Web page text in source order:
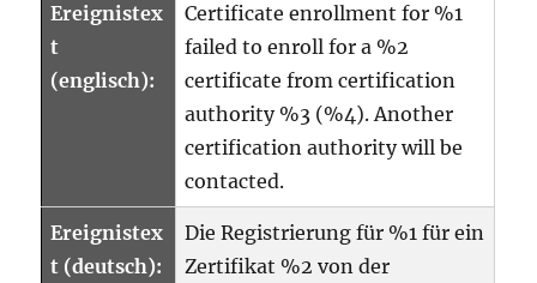
Ereignistex
t
(englisch):
Certificate enrollment for %1
failed to enroll for a %2
certificate from certification
authority %3 (%4). Another
certification authority will be
contacted.
Ereignistex
t (deutsch):
Die Registrierung für %1 für ein
Zertifikat %2 von der